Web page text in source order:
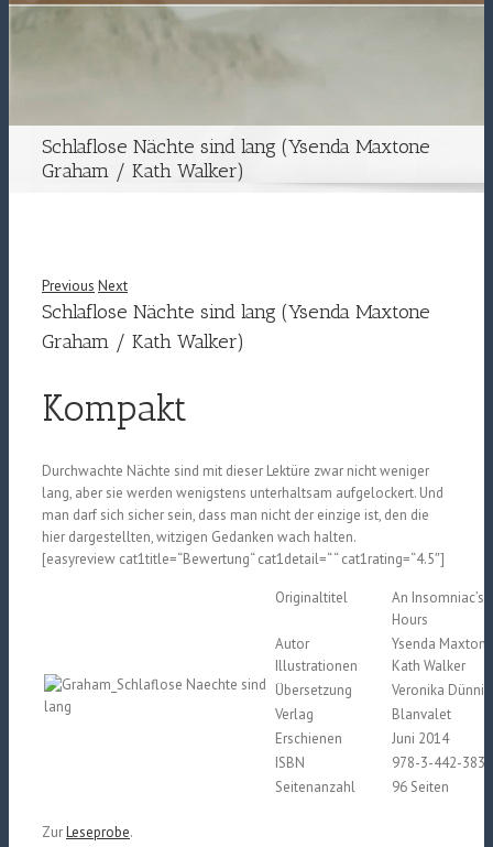
Schlaflose Nächte sind lang (Ysenda Maxtone
Graham / Kath Walker)
Previous Next
Schlaflose Nächte sind lang (Ysenda Maxtone
Graham / Kath Walker)
Kompakt
Durchwachte Nächte sind mit dieser Lektüre zwar nicht weniger
lang, aber sie werden wenigstens unterhaltsam aufgelockert. Und
man darf sich sicher sein, dass man nicht der einzige ist, den die
hier dargestellten, witzigen Gedanken wach halten.
[easyreview cat1title=“Bewertung“ cat1detail=“ “ cat1rating=“4.5″]
Originaltitel
An
Hours
Autor
Illustrationen
Ysenda
Kath Walker
Übersetzung
Veronika
Verlag
Blanvalet
Erschienen
Juni 2014
ISBN
978-3-442-
Seitenanzahl
96 Seiten
ZurLeseprobe.